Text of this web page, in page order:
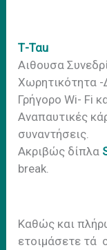
Τ-Ταu
Αιθουσα
Χωρητικότητα
Γρήγορο Wi- Fi
Αναπαυτικές
συναντήσεις.
Ακριβώς δίπλα
break.
Καθώς και
ετοιμάσετε τά